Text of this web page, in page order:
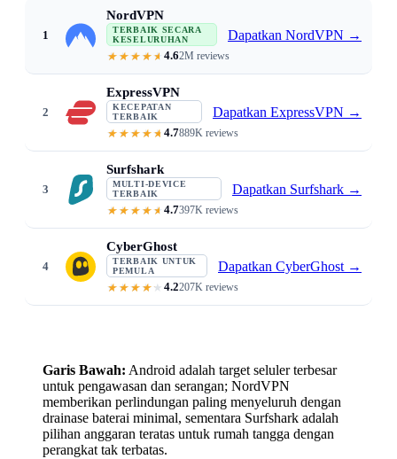
1
NordVPN
TERBAIK SECARA
KESELURUHAN
4.62M reviews
Dapatkan NordVPN →
2
ExpressVPN
KECEPATAN
TERBAIK
4.7889K reviews
Dapatkan ExpressVPN →
3
Surfshark
MULTI-DEVICE
TERBAIK
4.7397K reviews
Dapatkan Surfshark →
4
CyberGhost
TERBAIK UNTUK
PEMULA
4.2207K reviews
Dapatkan CyberGhost →
Garis Bawah: Android adalah target seluler terbesar
untuk pengawasan dan serangan; NordVPN
memberikan perlindungan paling menyeluruh dengan
drainase baterai minimal, sementara Surfshark adalah
pilihan anggaran teratas untuk rumah tangga dengan
perangkat tak terbatas.